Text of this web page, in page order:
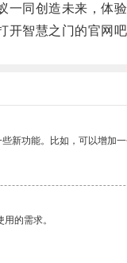
同创造未来，体
智慧之门的官网
新功能。比如，可以增加
的需求。